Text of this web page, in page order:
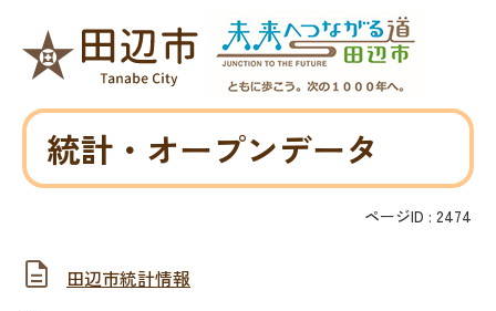
統計・オープンデータ
ページID : 2474
田辺市統計情報